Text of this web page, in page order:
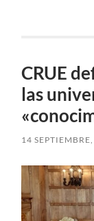
CRUE
las
14